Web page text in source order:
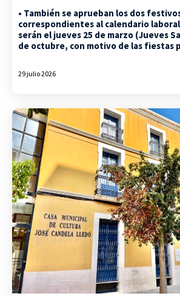
• También se aprueban los dos
correspondientes al calendario
serán el jueves 25 de marzo (Jueves
de octubre, con motivo de las fiestas
29 julio 2026